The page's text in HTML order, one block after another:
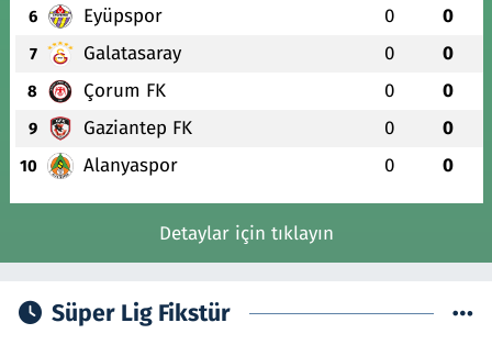
6 Eyüpspor 0 0
7 Galatasaray 0 0
8 Çorum FK 0 0
9 Gaziantep FK 0 0
10 Alanyaspor 0 0
Detaylar için tıklayın
Süper Lig Fikstür